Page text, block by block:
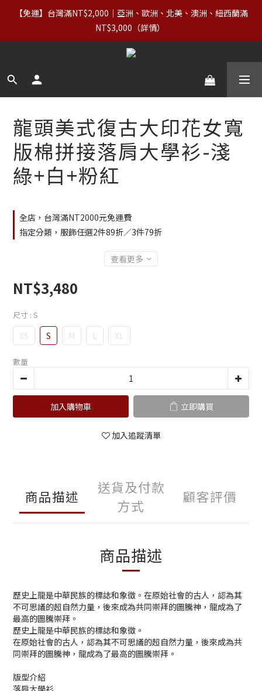
【服飾優惠】設計系列正價商品＆Basics系列：2件89折／3件79
折｜內著：買二送二
【免運】台灣滿NT$2,000｜亞洲、歐洲、北美、澳洲、紐西蘭滿
NT$3,000（詳情）
【VIP福利】單筆滿NT$5,000享終生VIP＋最高5%回饋
【服飾優惠】設計系列正價商品＆Basics系列：2件89折／3件79
龍頭美式復古大印花女寬
版棉拼接落肩大學衫-淺
綠+白+粉紅
全店，台灣滿NT2000元免運費
指定分類，服飾任選2件89折／3件79折
查看更多
NT$3,480
尺寸 : S
XS S M L XL
數量
加入購物車 立即購買
加入追蹤清單
商品描述
送貨及付款
方式
顧客評價
商品描述
歷史上龍是中華民族的標誌和象徵。在原始社會的古人，認為其
不可思議的超自然力量，後來成為共同崇拜的圖騰神，龍成為了
最高的圖騰崇拜。
歷史上龍是中華民族的標誌和象徵。
在原始社會的古人，認為其不可思議的超自然力量，後來成為共
同崇拜的圖騰神，龍成為了最高的圖騰崇拜。
版型介紹